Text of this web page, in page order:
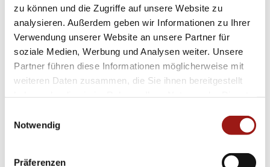
zu können und die Zugriffe auf unsere Website zu
analysieren. Außerdem geben wir Informationen zu Ihrer
Verwendung unserer Website an unsere Partner für
soziale Medien, Werbung und Analysen weiter. Unsere
Partner führen diese Informationen möglicherweise mit
weiteren Daten zusammen, die Sie ihnen bereitgestellt
Notwendig
Präferenzen
Peter-Auzinger-Straße 11
81547 München
VERBRAUCHER­STREIT­
BEILEGUNG / UNIVERSAL­
SCHLICHTUNGS­STELLE
Wir sind nicht bereit oder verpflichtet, an
Verbraucherschlichtungsstelle teilzunehmen.